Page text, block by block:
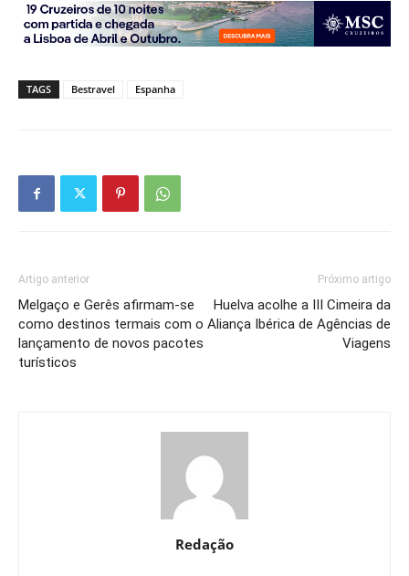
TAGS Bestravel Espanha
Artigo anterior
Melgaço e Gerês afirmam-se
como destinos termais com o
lançamento de novos pacotes
turísticos
Próximo artigo
Huelva acolhe a III Cimeira da
Aliança Ibérica de Agências de
Viagens
Redação